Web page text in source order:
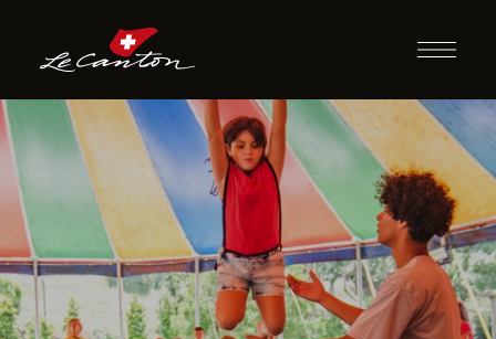
Escola de Circo